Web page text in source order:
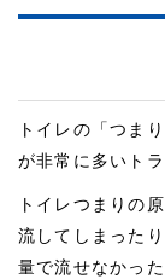
トイレの「つま
が非常に多いトラ
トイレつまりの
流してしまった
量で流せなかっ